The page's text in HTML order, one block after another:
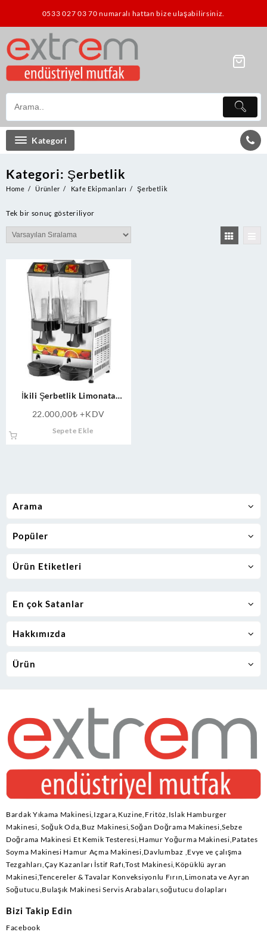
0533 027 03 70 numaralı hattan bize ulaşabilirsiniz.
Kategori
Arama
Popüler
Ürün Etiketleri
Kategori: Şerbetlik
Home Ürünler Kafe Ekipmanları Şerbetlik
Tek bir sonuç gösteriliyor
İkili Şerbetlik Limonata
22.000,00₺ +KDV
Sepete Ekle
En çok Satanlar
Hakkımızda
Ürün
Bardak Yıkama Makinesi,Izgara,Kuzine,Fritöz,Islak Hamburger
Makinesi, Soğuk Oda,Buz Makinesi,Soğan Doğrama Makinesi,Sebze
Doğrama Makinesi Et Kemik Testeresi,Hamur Yoğurma Makinesi,Patates
Soyma Makinesi Hamur Açma Makinesi,Davlumbaz ,Evye ve çalışma
Tezgahları,Çay Kazanları İstif Rafı,Tost Makinesi,Köpüklü ayran
Makinesi,Tencereler & Tavalar Konveksiyonlu Fırın,Limonata ve Ayran
Soğutucu,Bulaşık Makinesi Servis Arabaları,soğutucu dolapları
Bizi Takip Edin
Facebook